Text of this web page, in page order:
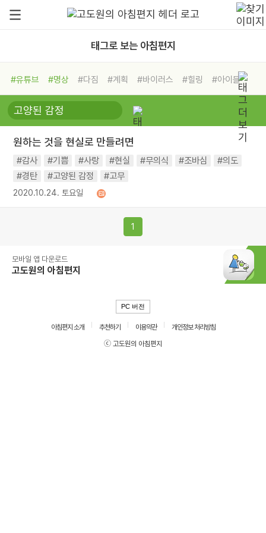
태그로 보는 아침편지
#유튜브 #명상 #다짐 #계획 #바이러스 #힐링
#아이들
#비전캠프
#독서캠프 #삶
#희망
#나눔 #친구 #링컨학교
#독서
#건강 #면역력
원하는 것을 현실로 만들려면
#감사 #기쁨 #사랑 #현실 #무의식 #조바심
#의도
#경탄
#고양된 감정 #고무
2020.10.24. 토요일
1
모바일 앱 다운로드
고도원의 아침편지
PC 버전
아침편지 소개 추천하기 이용약관
개인정보 처리방침
ⓒ 고도원의 아침편지